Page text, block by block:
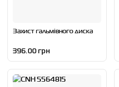
Захист гальмівного диска
396.00 грн